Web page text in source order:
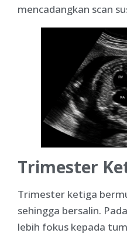
mencadangkan scan
Trimester
Trimester ketiga
sehingga bersalin.
lebih fokus kepada